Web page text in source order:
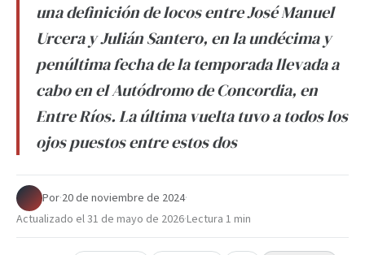
una definición de locos entre José Manuel
Urcera y Julián Santero, en la undécima y
penúltima fecha de la temporada llevada a
cabo en el Autódromo de Concordia, en
Entre Ríos. La última vuelta tuvo a todos los
ojos puestos entre estos dos
Por·20 de noviembre de 2024·
Actualizado el31 de mayo de 2026·Lectura 1 min